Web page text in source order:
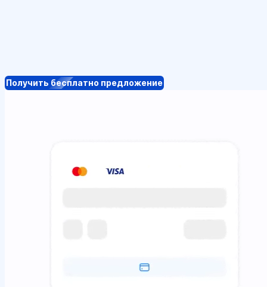
Получить бесплатно предложение